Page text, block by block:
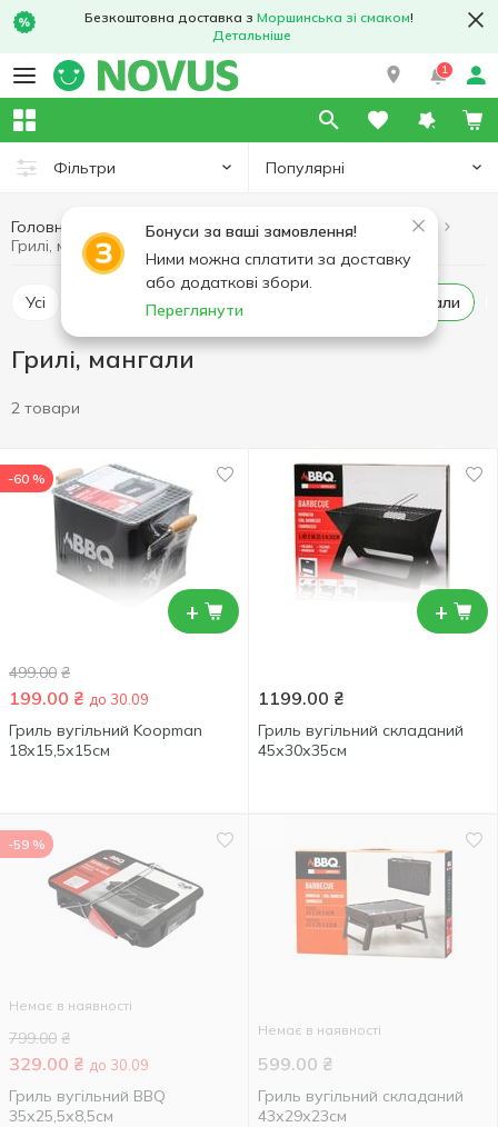
Безкоштовна доставка з Моршинська зі смаком!
Детальніше
1
Фільтри Популярні
Бонуси за ваші замовлення!
Ними можна сплатити за доставку
або додаткові збори.
Переглянути
Головна Хобі та відпочинок
Товари для барбекю
Грилі, мангали
Усі Грилі, мангали
Грилі, мангали
2 товари
+
-60 %
499.00 ₴
199.00 ₴ до 30.09
Гриль вугільний Koopman
18х15,5х15см
+
1199.00 ₴
Гриль вугільний складаний
45х30х35см
-59 %
Немає в наявності
799.00 ₴
329.00 ₴ до 30.09
Гриль вугільний BBQ
35х25,5х8,5см
Немає в наявності
599.00 ₴
Гриль вугільний складаний
43х29х23см